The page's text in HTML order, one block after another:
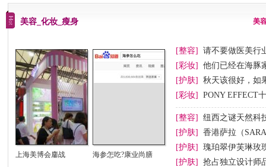
美容_化妆_瘦身 美
上海美博会鏖战 海参怎吃?康业尚膳
[整容]
请不要做医美行
[彩妆]
他们已经在海豚
[护肤]
秋天该很好，如
[彩妆]
PONY EFFECT
节妆
[整容]
纽西之谜天然科
[护肤]
香港萨拉（
[护肤]
瑰珀翠伊芙琳玫
[护肤]
抢占独立设计师